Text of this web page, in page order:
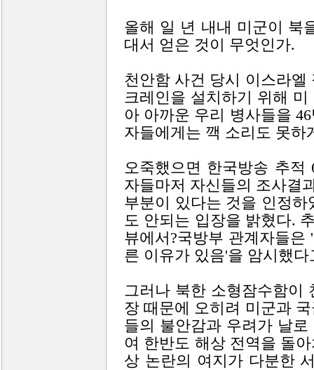
올해 일 년 내내 미군이 북
대서 얻은 것이 무엇인가.
천안함 사건 당시 이스라
크레인을 설치하기 위해
아 아까운 우리 병사들을
자들에게는 깩 소리도 못하
오죽했으면 한국방송 추적
자들마저 자신들의 조사결
부분이 있다는 것을 인정
도 안되는 입장을 밝혔다.
뷰에서?국방부 관계자들
른 이유가 있음'을 암시했
그러나 북한 소형잠수함이
장 때문에 오히려 미군과
들의 불안감과 우려가 날
여 한반도 해상 전역을 돌
상 논란의 여지가 다분한